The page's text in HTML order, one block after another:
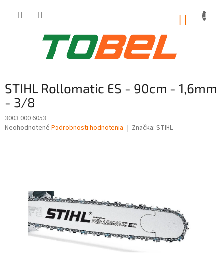
STIHL Rollomatic ES - 90cm - 1,6mm
- 3/8
3003 000 6053
Priemerné
hviezdičiek.
Neohodnotené Podrobnosti hodnotenia Značka: STIHL